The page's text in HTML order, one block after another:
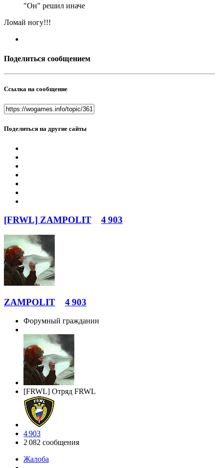
"Он" решил иначе
Ломай ногу!!!
Поделиться сообщением
Ссылка на сообщение
Поделиться на другие сайты
[FRWL] ZAMPOLIT 4 903
ZAMPOLIT 4 903
Форумный гражданин
[FRWL] Отряд FRWL
4 903
2 082 сообщения
Жалоба